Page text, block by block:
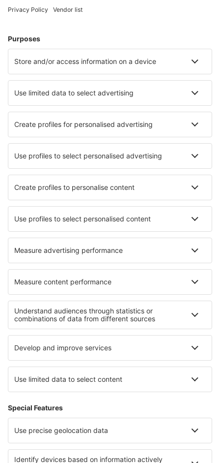
Letenky
Ubytování
Let+Hotel
Hotely
Transfery
Sportovní události
Přečtěte si více
Garance nejnižší ceny
Mobilní aplikace
Letecké společnosti
Ryanair
Wizz Air
easyJet
Lufthansa
KLM
O eSky
Všeobecné podmínky
Moje rezervace
Politika ochrany soukromí
Podpora a kontakt
Země
Mezinárodní web-stránky
eSky.eu eSky.com eDestinos.com